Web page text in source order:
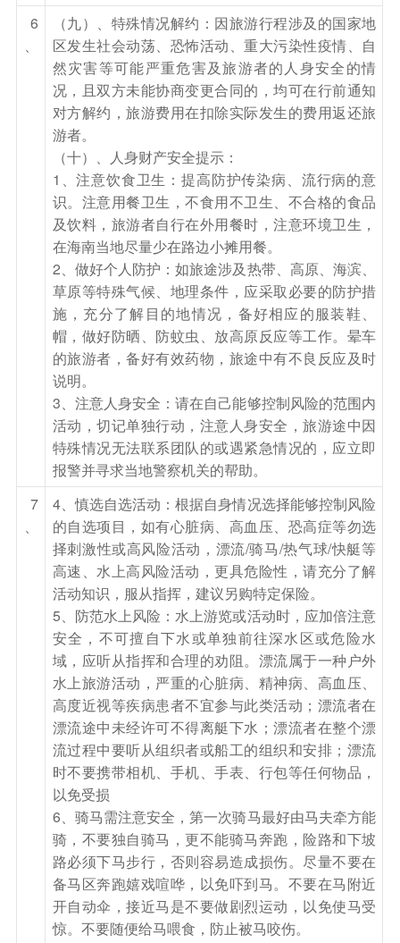
【梦幻家园】（游览时间约1小时）这里可看到各
种漂亮的“雪蘑菇”，是自然形成的雪塑造型，为雪
乡的标志性景观。景区内建有观景台，可俯瞰园内
景观，能看到大片保护完好的雪蘑菇。后入住休
息。
温馨提示 ：
1 赠送2小时初级滑雪，含场地，雪鞋，雪板，手
杖。因滑雪运动是一项相对专业的运动，旅游滑雪
是娱乐健身，在滑雪场上饱享滑雪运动的无穷乐
趣。（滑雪是一项动感强烈、很富于刺激的体育运
动。初学者如有需要，可自费请一名富有经验的滑
雪教练对你进行系统的培训。不含租滑雪镜，租滑
雪手套，租滑雪服等费用）
2 雪乡环保车为多人合乘，请大家注意财物安全。
旺季时需要排队乘坐。
3 雪乡为林区冬季供暖后一些小虫可能复苏请大家
不要害怕可找服务人员打扫。另雪乡很多贩卖食品
物品小贩请大家注意好价格和产品质量问题，如果
没有需求不要随意谈价。
4 住宿为农家炕，初次入住，可能感觉比较干燥，
请准备饮用水放在炕头，以便随时饮用。因环保车
为定点下车，需要各位贵宾步行5-15分钟前往民
宿入住。请客人提前准备好所需要行李。
参考酒店：火炕4人间（有独卫），原则上男女分
开。
餐饮
早餐：有
中餐：有
晚餐：有
住宿
雪乡
第4天 雪乡—敦化
酒店用早餐，后于雪乡自由活动。可漫步于雪乡最
具特色的大街—【雪韵大街】，观赏积雪从房檐悬
挂到地面形成的独特“雪帘”；可进行戏雪活动，打
雪仗、堆雪人；雪乡处处是美景，您可以尽情的进
行摄影创作，将雪乡的美摄入您的相机中，留下美
6
（九）、特殊情况解约：因旅游行程涉及的国家地
区发生社会动荡、恐怖活动、重大污染性疫情、自
然灾害等可能严重危害及旅游者的人身安全的情
况，且双方未能协商变更合同的，均可在行前通知
对方解约，旅游费用在扣除实际发生的费用返还旅
游者。
（十）、人身财产安全提示：
1、注意饮食卫生：提高防护传染病、流行病的意
识。注意用餐卫生，不食用不卫生、不合格的食品
及饮料，旅游者自行在外用餐时，注意环境卫生，
在海南当地尽量少在路边小摊用餐。
2、做好个人防护：如旅途涉及热带、高原、海滨、
草原等特殊气候、地理条件，应采取必要的防护措
施，充分了解目的地情况，备好相应的服装鞋、
帽，做好防晒、防蚊虫、放高原反应等工作。晕车
的旅游者，备好有效药物，旅途中有不良反应及时
说明。
3、注意人身安全：请在自己能够控制风险的范围内
活动，切记单独行动，注意人身安全，旅游途中因
特殊情况无法联系团队的或遇紧急情况的，应立即
报警并寻求当地警察机关的帮助。
7
4、慎选自选活动：根据自身情况选择能够控制风险
的自选项目，如有心脏病、高血压、恐高症等勿选
择刺激性或高风险活动，漂流/骑马/热气球/快艇等
高速、水上高风险活动，更具危险性，请充分了解
活动知识，服从指挥，建议另购特定保险。
5、防范水上风险：水上游览或活动时，应加倍注意
安全，不可擅自下水或单独前往深水区或危险水
域，应听从指挥和合理的劝阻。漂流属于一种户外
水上旅游活动，严重的心脏病、精神病、高血压、
高度近视等疾病患者不宜参与此类活动；漂流者在
漂流途中未经许可不得离艇下水；漂流者在整个漂
流过程中要听从组织者或船工的组织和安排；漂流
时不要携带相机、手机、手表、行包等任何物品，
以免受损
6、骑马需注意安全，第一次骑马最好由马夫牵方能
骑，不要独自骑马，更不能骑马奔跑，险路和下坡
路必须下马步行，否则容易造成损伤。尽量不要在
备马区奔跑嬉戏喧哗，以免吓到马。不要在马附近
开自动伞，接近马是不要做剧烈运动，以免使马受
惊。不要随便给马喂食，防止被马咬伤。